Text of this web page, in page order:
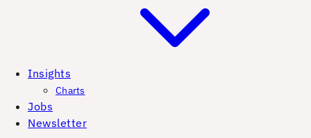
Insights
Charts
Jobs
Newsletter